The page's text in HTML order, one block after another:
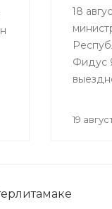
18
Фидус
19